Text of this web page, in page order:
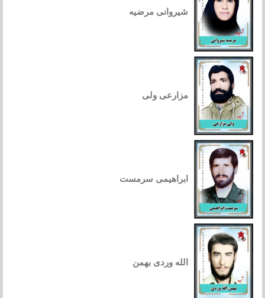
شیروانی مرضیه
مزارعی ولی
ابراهیمی سرمست
الله وردی بهمن